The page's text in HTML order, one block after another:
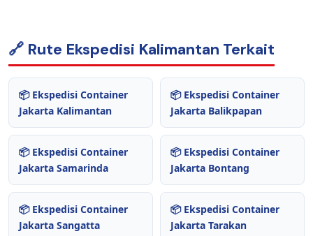
🔗 Rute Ekspedisi Kalimantan Terkait
📦 Ekspedisi Container
Jakarta Kalimantan
📦 Ekspedisi Container
Jakarta Balikpapan
📦 Ekspedisi Container
Jakarta Samarinda
📦 Ekspedisi Container
Jakarta Bontang
📦 Ekspedisi Container
Jakarta Sangatta
📦 Ekspedisi Container
Jakarta Tarakan